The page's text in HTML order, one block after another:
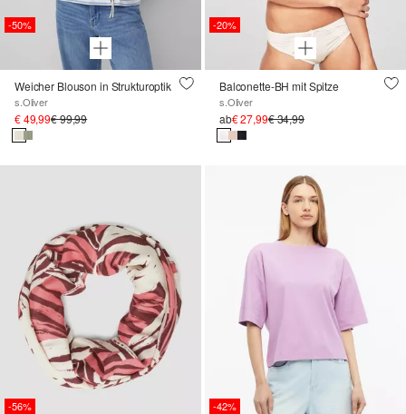
-50%
Weicher Blouson in Strukturoptik
s.Oliver
€ 49,99€ 99,99
-20%
Balconette-BH mit Spitze
s.Oliver
ab€ 27,99€ 34,99
-56% -42%